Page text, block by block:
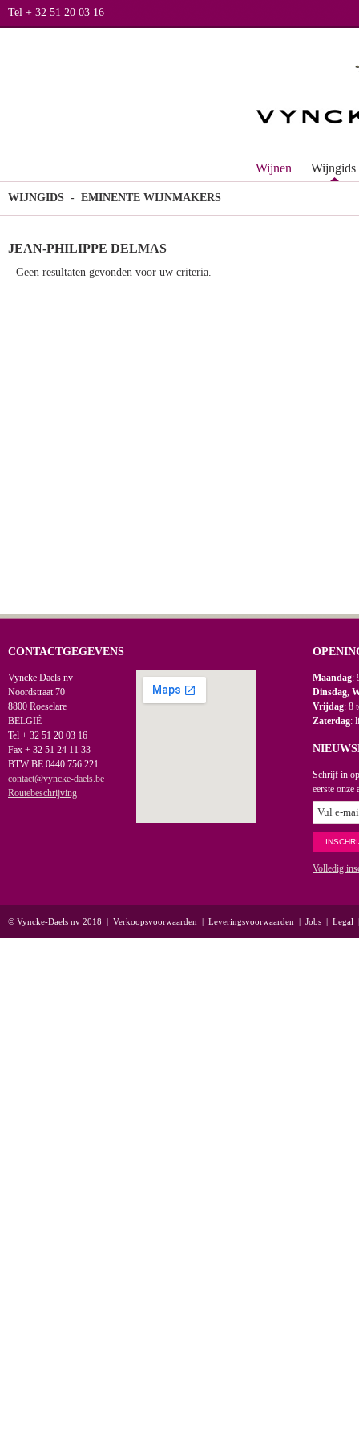
Tel + 32 51 20 03 16
Wijnen Wijngids
WIJNGIDS - EMINENTE WIJNMAKERS
JEAN-PHILIPPE DELMAS
Geen resultaten gevonden voor uw criteria.
CONTACTGEGEVENS
Vyncke Daels nv
Noordstraat 70
8800 Roeselare
BELGIË
Tel + 32 51 20 03 16
Fax + 32 51 24 11 33
BTW BE 0440 756 221
contact@vyncke-daels.be
Routebeschrijving
Maandag:
Dinsdag,
Vrijdag: 8
Zaterdag:
Schrijf in
eerste onze
Volledig
© Vyncke-Daels nv 2018 | Verkoopsvoorwaarden | Leveringsvoorwaarden | Jobs | Legal